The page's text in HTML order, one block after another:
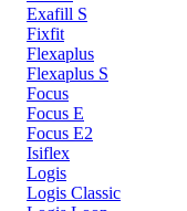
Exafill S
Fixfit
Flexaplus
Flexaplus S
Focus
Focus E
Focus E2
Isiflex
Logis
Logis Classic